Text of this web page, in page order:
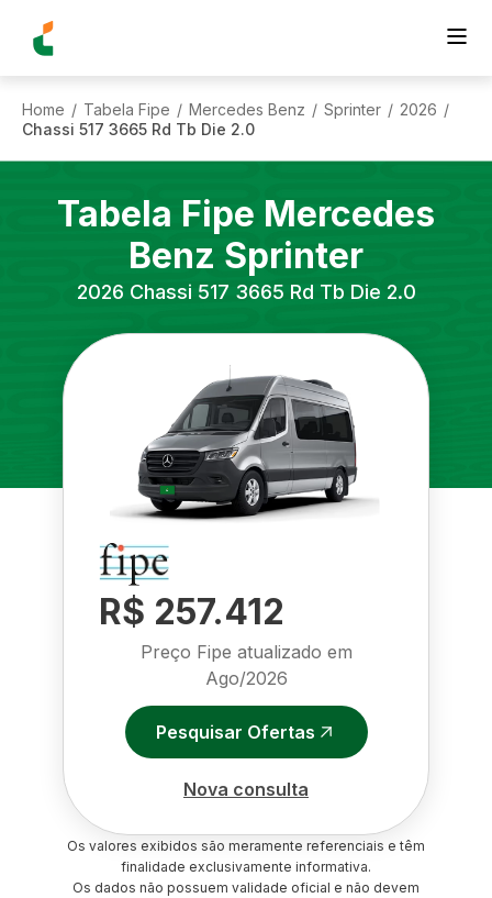
Home / Tabela Fipe / Mercedes Benz / Sprinter / 2026 /
Chassi 517 3665 Rd Tb Die 2.0
Tabela Fipe Mercedes
Benz Sprinter
2026 Chassi 517 3665 Rd Tb Die 2.0
R$ 257.412
Preço Fipe atualizado em
Ago/2026
Pesquisar Ofertas
Nova consulta
Os valores exibidos são meramente referenciais e têm
finalidade exclusivamente informativa.
Os dados não possuem validade oficial e não devem